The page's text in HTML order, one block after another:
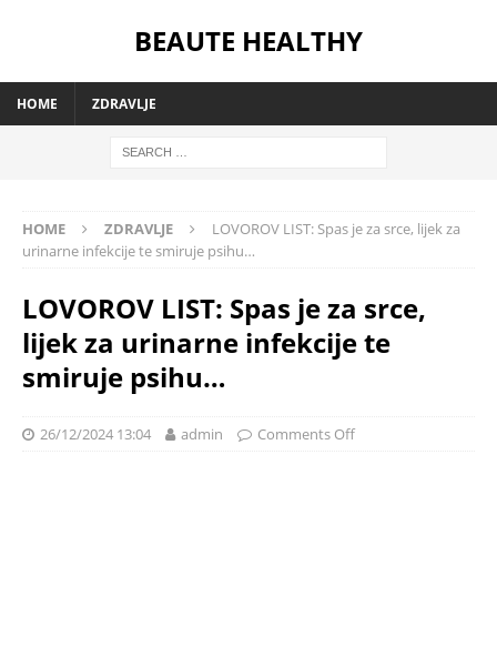
BEAUTE HEALTHY
HOME ZDRAVLJE
HOME ZDRAVLJE
LOVOROV LIST: Spas je za srce, lijek za
urinarne infekcije te smiruje psihu…
LOVOROV LIST: Spas je za srce,
lijek za urinarne infekcije te
smiruje psihu…
26/12/2024 13:04 admin Comments Off